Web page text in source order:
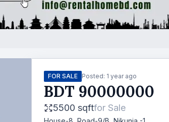
FOR SALE Posted: 1 year ago
BDT 90000000
5500 sqftfor Sale